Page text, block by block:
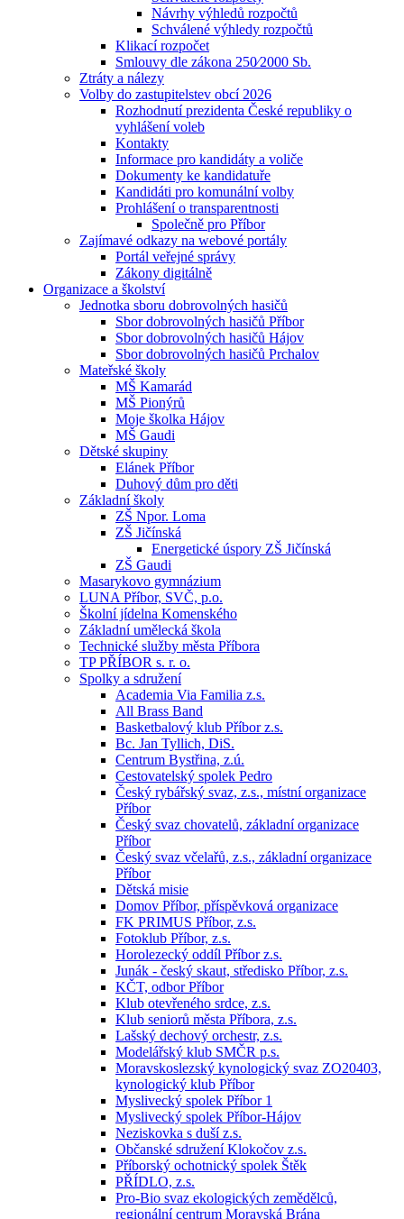
Návrhy výhledů rozpočtů
Schválené výhledy rozpočtů
Klikací rozpočet
Smlouvy dle zákona 250⁄2000 Sb.
Ztráty a nálezy
Volby do zastupitelstev obcí 2026
Rozhodnutí prezidenta České republiky o
vyhlášení voleb
Kontakty
Informace pro kandidáty a voliče
Dokumenty ke kandidatuře
Kandidáti pro komunální volby
Prohlášení o transparentnosti
Společně pro Příbor
Zajímavé odkazy na webové portály
Portál veřejné správy
Zákony digitálně
Organizace a školství
Jednotka sboru dobrovolných hasičů
Sbor dobrovolných hasičů Příbor
Sbor dobrovolných hasičů Hájov
Sbor dobrovolných hasičů Prchalov
Mateřské školy
MŠ Kamarád
MŠ Pionýrů
Moje školka Hájov
MŠ Gaudi
Dětské skupiny
Elánek Příbor
Duhový dům pro děti
Základní školy
ZŠ Npor. Loma
ZŠ Jičínská
Energetické úspory ZŠ Jičínská
ZŠ Gaudi
Masarykovo gymnázium
LUNA Příbor, SVČ, p.o.
Školní jídelna Komenského
Základní umělecká škola
Technické služby města Příbora
TP PŘÍBOR s. r. o.
Spolky a sdružení
Academia Via Familia z.s.
All Brass Band
Basketbalový klub Příbor z.s.
Bc. Jan Tyllich, DiS.
Centrum Bystřina, z.ú.
Cestovatelský spolek Pedro
Český rybářský svaz, z.s., místní organizace
Příbor
Český svaz chovatelů, základní organizace
Příbor
Český svaz včelařů, z.s., základní organizace
Příbor
Dětská misie
Domov Příbor, příspěvková organizace
FK PRIMUS Příbor, z.s.
Fotoklub Příbor, z.s.
Horolezecký oddíl Příbor z.s.
Junák - český skaut, středisko Příbor, z.s.
KČT, odbor Příbor
Klub otevřeného srdce, z.s.
Klub seniorů města Příbora, z.s.
Lašský dechový orchestr, z.s.
Modelářský klub SMČR p.s.
Moravskoslezský kynologický svaz ZO20403,
kynologický klub Příbor
Myslivecký spolek Příbor 1
Myslivecký spolek Příbor-Hájov
Neziskovka s duší z.s.
Občanské sdružení Klokočov z.s.
Příborský ochotnický spolek Štěk
PŘÍDLO, z.s.
Pro-Bio svaz ekologických zemědělců,
regionální centrum Moravská Brána